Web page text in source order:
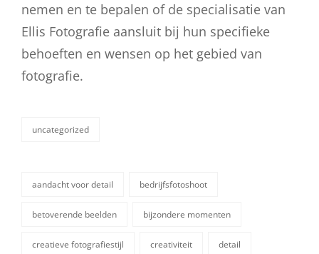
nemen en te bepalen of de specialisatie van
Ellis Fotografie aansluit bij hun specifieke
behoeften en wensen op het gebied van
fotografie.
categorieën
uncategorized
aandacht voor detail bedrijfsfotoshoot
betoverende beelden bijzondere momenten
creatieve fotografiestijl creativiteit detail